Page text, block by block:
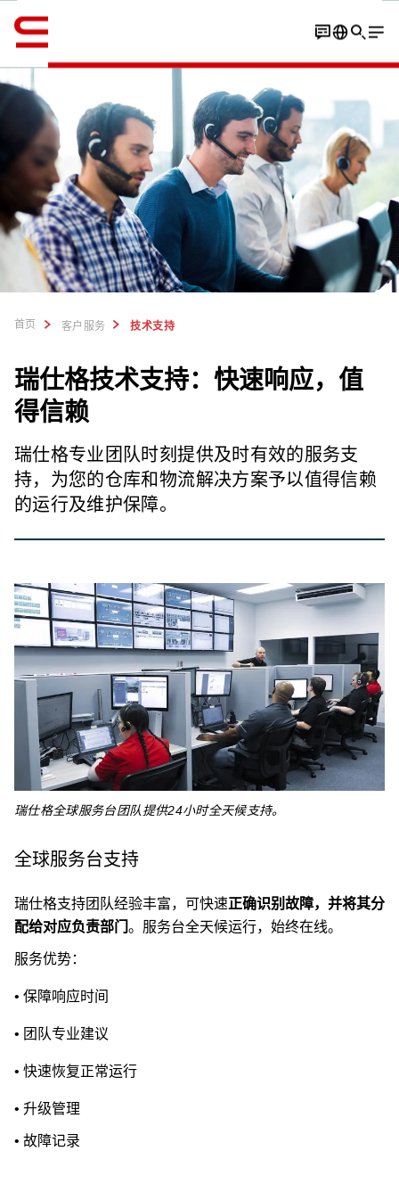
经验&数据
联系方式
首页 客户服务 技术支持
瑞仕格技术支持：快速响应，值
得信赖
瑞仕格专业团队时刻提供及时有效的服务支
持，为您的仓库和物流解决方案予以值得信赖
的运行及维护保障。
瑞仕格全球服务台团队提供24小时全天候支持。
全球服务台支持
瑞仕格支持团队经验丰富，可快速正确识别故障，并将其分
配给对应负责部门 。服务台全天候运行，始终在线。
服务优势：
• 保障响应时间
• 团队专业建议
• 快速恢复正常运行
• 升级管理
• 故障记录